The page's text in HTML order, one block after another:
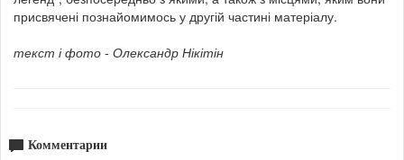
присвячені познайомимось у другій частині матеріалу.
текст і фото - Олександр Нікітін
Комментарии